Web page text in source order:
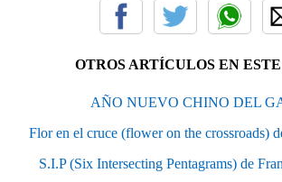
OTROS ARTÍCULOS EN
AÑO NUEVO CHINO DEL
Flor en el cruce (flower on the crossroads)
S.I.P (Six Intersecting Pentagrams) de